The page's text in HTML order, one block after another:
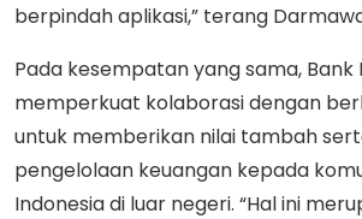
berpindah aplikasi,” terang
Pada kesempatan yang sama, Bank
memperkuat kolaborasi dengan
untuk memberikan nilai tambah
pengelolaan keuangan kepada
Indonesia di luar negeri. “Hal ini